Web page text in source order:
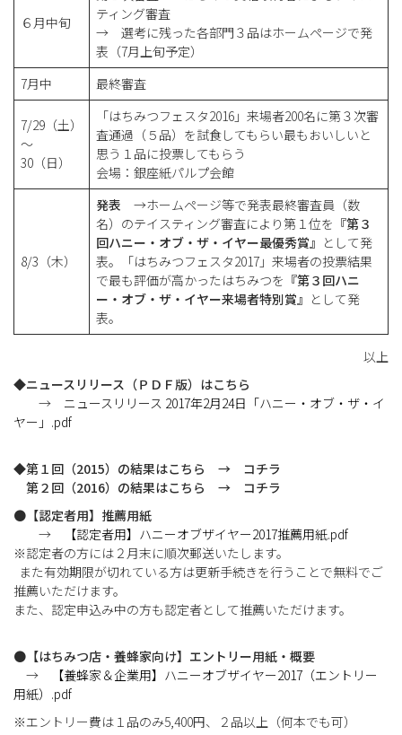
６月中旬
ティング審査
→ 選考に残った各部門３品はホームページで発
表（7月上旬予定）
7月中
最終審査
7/29（土）
～
30（日）
「はちみつフェスタ2016」来場者200名に第３次審
査通過（５品）を試食してもらい最もおいしいと
思う１品に投票してもらう
会場：銀座紙パルプ会館
8/3（木）
発表 →ホームページ等で発表最終審査員（数
名）のテイスティング審査により第１位を 『第３
回ハニー・オブ・ザ・イヤー最優秀賞』 として発
表。「はちみつフェスタ2017」来場者の投票結果
で最も評価が高かったはちみつを 『第３回ハニ
ー・オブ・ザ・イヤー来場者特別賞』 として発
表。
以上
◆ニュースリリース（ＰＤＦ版）はこちら
→ ニュースリリース 2017年2月24日「ハニー・オブ・ザ・イ
ヤー」.pdf
◆第１回（2015）の結果はこちら → コチラ
第２回（2016）の結果はこちら → コチラ
● 【認定者用】推薦用紙
→
【認定者用】ハニーオブザイヤー2017推薦用紙.pdf
※認定者の方には２月末に順次郵送いたします。
また有効期限が切れている方は更新手続きを行うことで無料でご
推薦いただけます。
また、認定申込み中の方も認定者として推薦いただけます。
● 【はちみつ店・養蜂家向け】エントリー用紙・概要
→
【養蜂家＆企業用】ハニーオブザイヤー2017（エントリー
用紙）.pdf
※エントリー費は１品のみ5,400円、２品以上（何本でも可）